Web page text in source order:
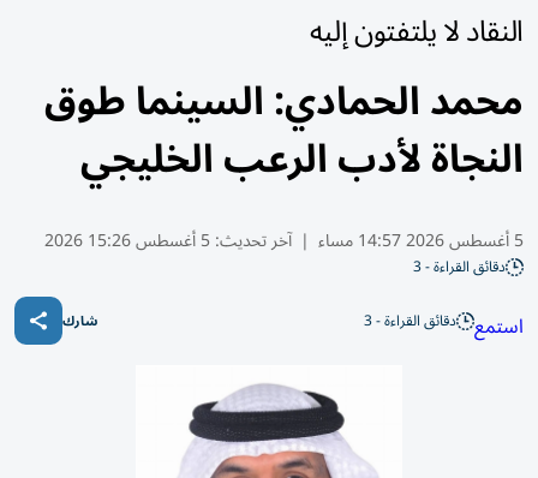
النقاد لا يلتفتون إليه
محمد الحمادي: السينما طوق
النجاة لأدب الرعب الخليجي
5 أغسطس 2026 14:57 مساء | آخر تحديث:5 أغسطس 15:26 2026
دقائق القراءة - 3
استمع دقائق القراءة - 3 شارك